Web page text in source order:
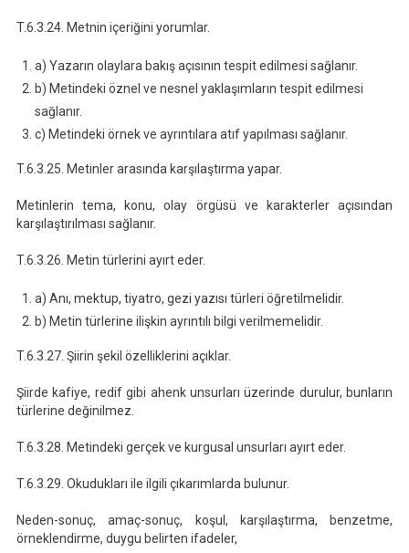
T.6.3.24. Metnin içeriğini yorumlar.
a) Yazarın olaylara bakış açısının tespit edilmesi sağlanır.
b) Metindeki öznel ve nesnel yaklaşımların tespit edilmesi
sağlanır.
c) Metindeki örnek ve ayrıntılara atıf yapılması sağlanır.
T.6.3.25. Metinler arasında karşılaştırma yapar.
Metinlerin tema, konu, olay örgüsü ve karakterler açısından
karşılaştırılması sağlanır.
T.6.3.26. Metin türlerini ayırt eder.
a) Anı, mektup, tiyatro, gezi yazısı türleri öğretilmelidir.
b) Metin türlerine ilişkin ayrıntılı bilgi verilmemelidir.
T.6.3.27. Şiirin şekil özelliklerini açıklar.
Şiirde kafiye, redif gibi ahenk unsurları üzerinde durulur, bunların
türlerine değinilmez.
T.6.3.28. Metindeki gerçek ve kurgusal unsurları ayırt eder.
T.6.3.29. Okudukları ile ilgili çıkarımlarda bulunur.
Neden-sonuç, amaç-sonuç, koşul, karşılaştırma, benzetme,
örneklendirme, duygu belirten ifadeler,